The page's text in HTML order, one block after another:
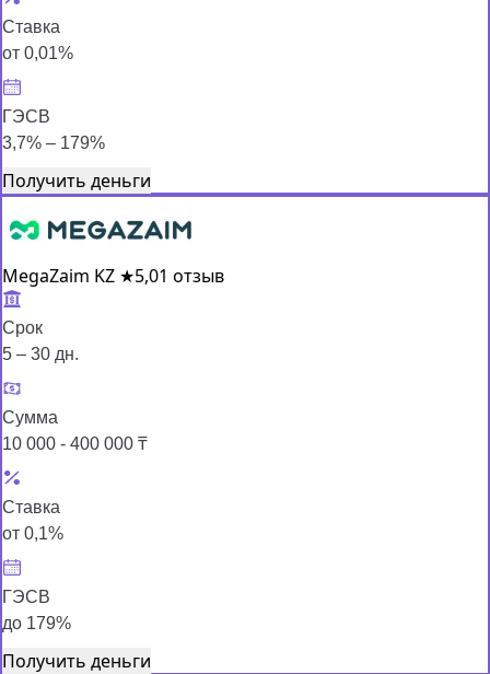
Ставка
от 0,01%
ГЭСВ
3,7% – 179%
Получить деньги
MegaZaim KZ ★5,01 отзыв
Срок
5 – 30 дн.
Сумма
10 000 - 400 000 ₸
Ставка
от 0,1%
ГЭСВ
до 179%
Получить деньги